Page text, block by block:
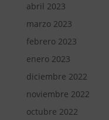
abril 2023
marzo 2023
febrero 2023
enero 2023
diciembre 2022
noviembre 2022
octubre 2022